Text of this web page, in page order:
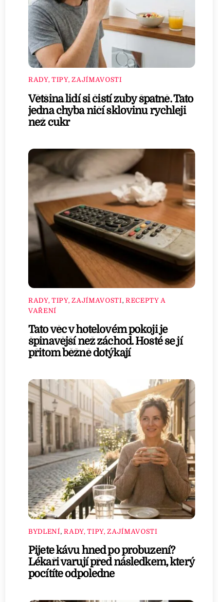
RADY, TIPY, ZAJÍMAVOSTI
Většina lidí si čistí zuby špatně. Tato
jedna chyba ničí sklovinu rychleji
než cukr
RADY, TIPY, ZAJÍMAVOSTI, RECEPTY A
VAŘENÍ
Tato věc v hotelovém pokoji je
špinavější než záchod. Hosté se jí
přitom běžně dotýkají
BYDLENÍ,RADY, TIPY, ZAJÍMAVOSTI
Pijete kávu hned po probuzení?
Lékaři varují před následkem, který
pocítíte odpoledne